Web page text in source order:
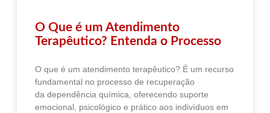
O Que é um Atendimento
Terapêutico? Entenda o Processo
O que é um atendimento terapêutico? É um recurso
fundamental no processo de recuperação
da dependência química, oferecendo suporte
emocional, psicológico e prático aos indivíduos em